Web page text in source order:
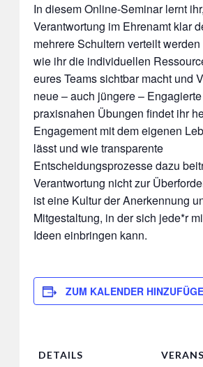
In diesem Online-Seminar lernt
Verantwortung im Ehrenamt klar
mehrere Schultern verteilt
wie ihr die individuellen
eures Teams sichtbar macht und
neue – auch jüngere –
praxisnahen Übungen findet ihr
Engagement mit dem eigenen
lässt und wie transparente
Entscheidungsprozesse dazu
Verantwortung nicht zur
ist eine Kultur der Anerkennung
Mitgestaltung, in der sich jede*r
Ideen einbringen kann.
ZUM KALENDER
DETAILS